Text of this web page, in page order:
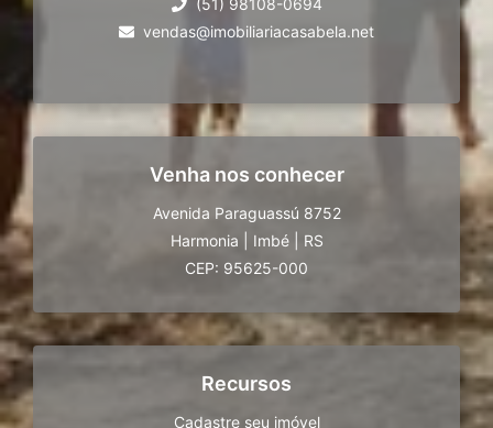
(51) 98108-0694
vendas@imobiliariacasabela.net
Venha nos conhecer
Avenida Paraguassú 8752
Harmonia
Imbé
RS
CEP: 95625-000
Recursos
Cadastre seu imóvel